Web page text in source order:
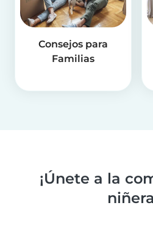
Consejos para
Familias
¡Únete a la